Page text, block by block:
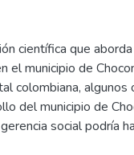
científica que
municipio de
colombiana,
del municipio de
social podría